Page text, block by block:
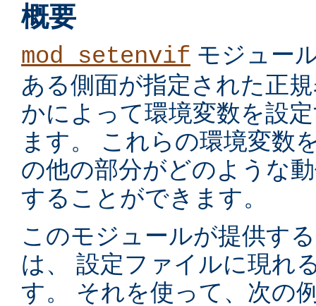
概要
mod_setenvif モジュー
ある側面が指定された正
かによって環境変数を設
ます。 これらの環境変数
の他の部分がどのような
することができます。
このモジュールが提供す
は、 設定ファイルに現れ
す。 それを使って、次の